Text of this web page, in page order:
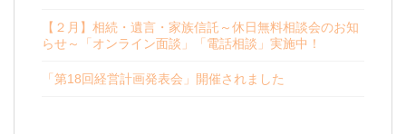
【２月】相続・遺言・家族信託～休日無料相談会のお知
らせ～「オンライン面談」「電話相談」実施中！
「第18回経営計画発表会」開催されました